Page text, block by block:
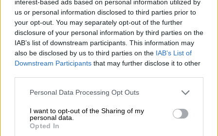
interest-based ads based on personal information utilized by
us or personal information disclosed to third parties prior to
your opt-out. You may separately opt-out of the further
disclosure of your personal information by third parties on the
IAB’s list of downstream participants. This information may
also be disclosed by us to third parties on the IAB’s List of
Downstream Participants that may further disclose it to other
Personal Data Processing Opt Outs
I want to opt-out of the Sharing of my
personal data.
Opted In
06.08.2026 - 09:15
Στέλιος Λιανός – INTERAMERICAN / Αθηναϊκή Γενική Κλινική
06.08.2026 - 08:40
Η γαλλική «ψήφος» στο «καλώδιο» και τα συμφέροντα, οι
ελληνικές τράπεζες «πρωταθλήτριες» στα δάνεια, νέο deal
Randy Schekman, Νομπελίστας Ιατρικής: «Σε πέντε χρόνια
μπορεί να έχουμε θεραπεία που αναστέλλει την εξέλιξη του